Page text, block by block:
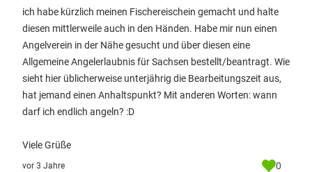
ich habe kürzlich meinen Fischereischein gemacht und halte
diesen mittlerweile auch in den Händen. Habe mir nun einen
Angelverein in der Nähe gesucht und über diesen eine
Allgemeine Angelerlaubnis für Sachsen bestellt/beantragt. Wie
sieht hier üblicherweise unterjährig die Bearbeitungszeit aus,
hat jemand einen Anhaltspunkt? Mit anderen Worten: wann
darf ich endlich angeln? :D
Viele Grüße
vor 3 Jahre 0